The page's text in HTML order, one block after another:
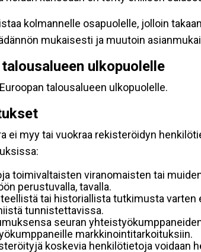
kolmannelle osapuolelle, jolloin
mukaisesti ja muutoin
ulkopuolelle
talousalueen ulkopuolelle.
ei myy tai vuokraa rekisteröidyn
toimivaltaisten viranomaisten tai
perustuvalla, tavalla.
tai historiallista tutkimusta
tunnistettavissa.
seuran
markkinointitarkoituksiin.
koskevia henkilötietoja voidaan